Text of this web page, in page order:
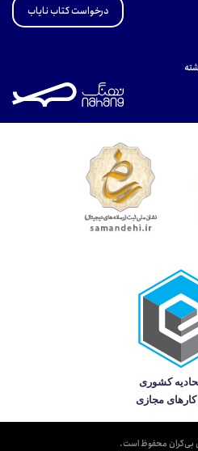
درخواست کتاب نایاب
بی‌کران محفوظ است.